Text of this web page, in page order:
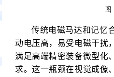
图
传统电磁马达和记忆
动电压高，易受电磁干扰
满足高端精密装备微型化
求。这一瓶颈在视觉成像